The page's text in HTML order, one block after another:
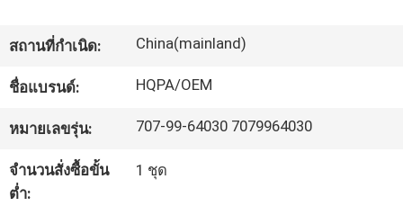
เกี่ยว
กับ
เรา
ทัวร์
สถานที่กำเนิด: China(mainland)
ชื่อแบรนด์: HQPA/OEM
หมายเลขรุ่น: 707-99-64030 7079964030
จำนวนสั่งซื้อขั้น
ต่ำ:
1 ชุด